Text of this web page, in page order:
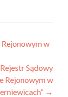
w
Sądowy
Rejonowym w
→